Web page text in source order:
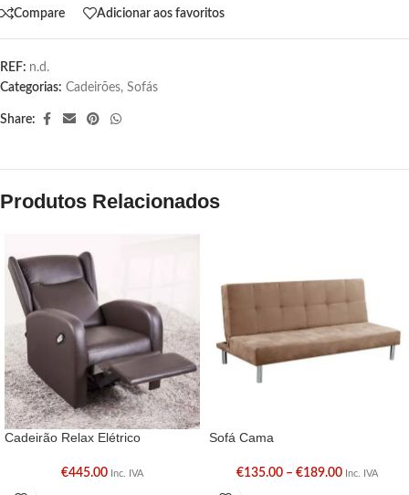
Compare Adicionar aos favoritos
REF: n.d.
Categorias: Cadeirões, Sofás
Share:
Produtos Relacionados
Cadeirão Relax Elétrico
€445.00 Inc. IVA
Sofá Cama
€135.00 – €189.00 Inc. IVA